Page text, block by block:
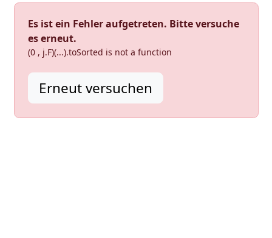
Es ist ein Fehler aufgetreten. Bitte versuche
es erneut.
(0 , j.F)(...).toSorted is not a function
Erneut versuchen